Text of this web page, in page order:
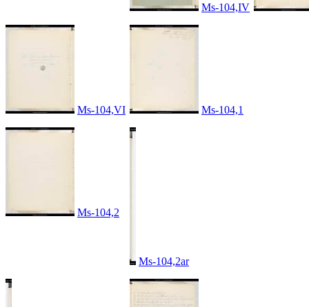
Ms-104,IV
Ms-104,VI Ms-104,1
Ms-104,2
Ms-104,2ar